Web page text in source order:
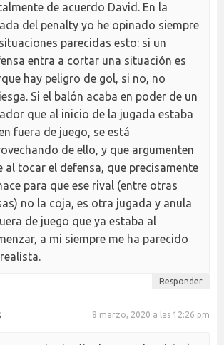
de acuerdo David. En la
del penalty yo he opinado siempre
parecidas esto: si un
entra a cortar una situación es
hay peligro de gol, si no, no
Si el balón acaba en poder de un
que al inicio de la jugada estaba
fuera de juego, se está
de ello, y que argumenten
al tocar el defensa, que precisamente
para que ese rival (entre otras
no la coja, es otra jugada y anula
de juego que ya estaba al
a mi siempre me ha parecido
Responder
8 marzo, 2020 a las 12:26 pm